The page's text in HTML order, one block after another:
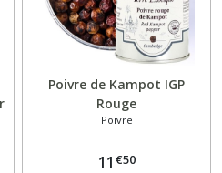
Poivre de Kampot IGP
Rouge
Poivre
11 €50